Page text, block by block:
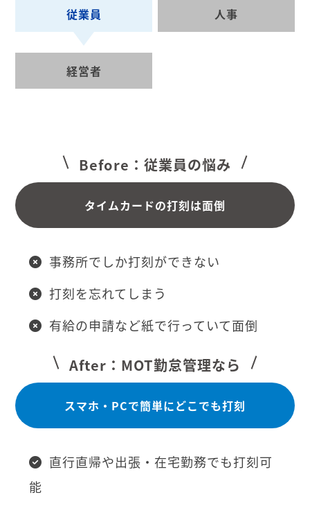
従業員 人事
経営者
Before：従業員の悩み
タイムカードの打刻は面倒
事務所でしか打刻ができない
打刻を忘れてしまう
有給の申請など紙で行っていて面倒
After：MOT勤怠管理なら
スマホ・PCで簡単にどこでも打刻
直行直帰や出張・在宅勤務でも打刻可
能